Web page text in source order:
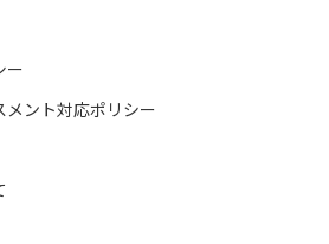
ー
メント対応ポリシー